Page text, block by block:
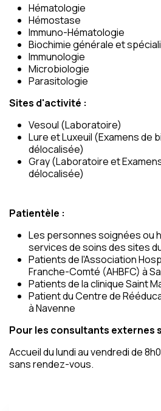
Hématologie
Hémostase
Immuno-Hématologie
Biochimie générale et
Immunologie
Microbiologie
Parasitologie
Sites d'activité :
Vesoul (Laboratoire)
Lure et Luxeuil (Examens de
délocalisée)
Gray (Laboratoire et
délocalisée)
Patientèle :
Les personnes soignées ou
services de soins des sites
Patients de l'Association
Franche-Comté (AHBFC) à
Patients de la clinique Saint
Patient du Centre de
à Navenne
Pour les consultants externes
Accueil du lundi au vendredi de
sans rendez-vous.